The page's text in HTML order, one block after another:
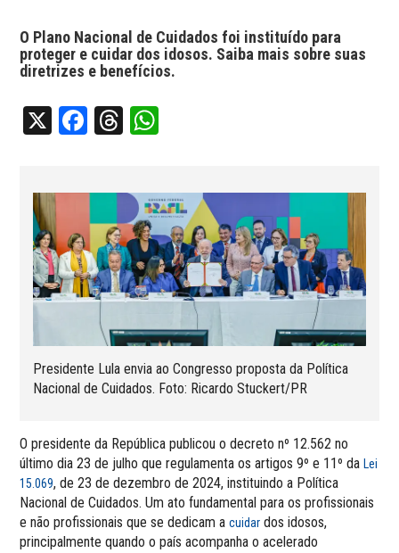
O Plano Nacional de Cuidados foi instituído para
proteger e cuidar dos idosos. Saiba mais sobre suas
diretrizes e benefícios.
X Facebook
Threads
Presidente Lula envia ao Congresso proposta da Política
Nacional de Cuidados. Foto: Ricardo Stuckert/PR
O presidente da República publicou o decreto nº 12.562 no
último dia 23 de julho que regulamenta os artigos 9º e 11º daLei
15.069, de 23 de dezembro de 2024, instituindo a Política
Nacional de Cuidados. Um ato fundamental para os profissionais
e não profissionais que se dedicam acuidar dos idosos,
principalmente quando o país acompanha o acelerado